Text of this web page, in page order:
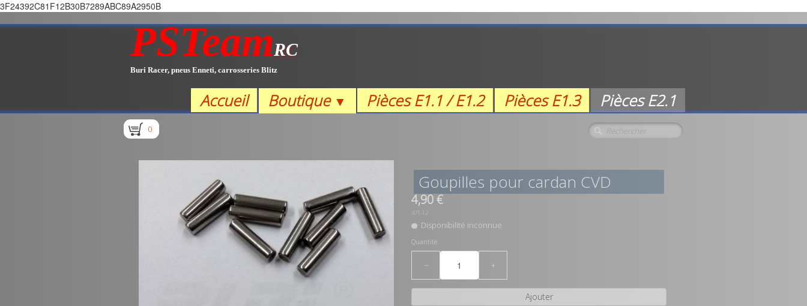
3F24392C81F12B30B7289ABC89A2950B
PSTeamRC
Buri Racer, pneus Enneti, carrosseries Blitz
Accueil Boutique ▼ Pièces E1.1 / E1.2 Pièces E1.3 Pièces E2.1
0
Goupilles pour cardan CVD
4,90 €
471-12
Disponibilité inconnue
Quantité
− +
Ajouter